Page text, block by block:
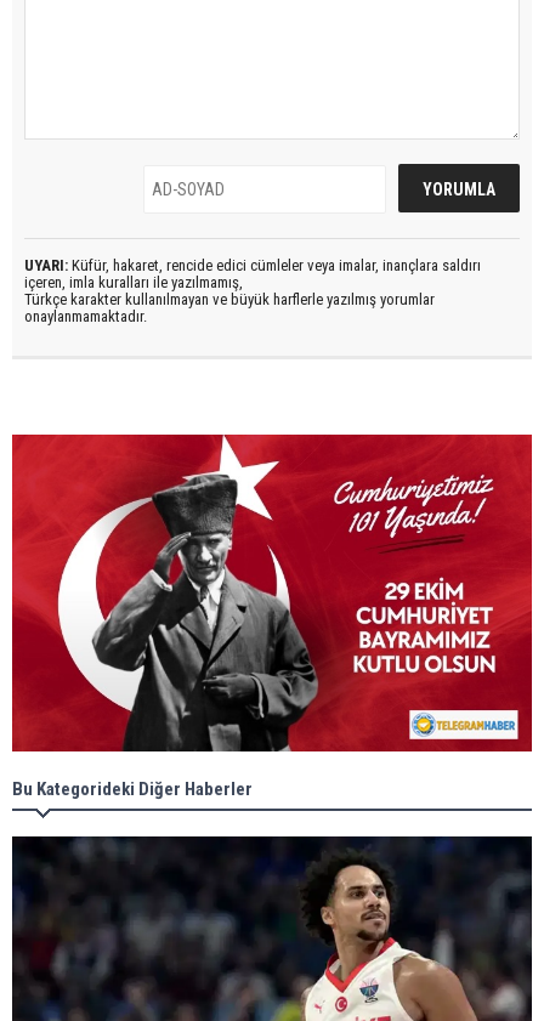
UYARI: Küfür, hakaret, rencide edici cümleler veya imalar, inançlara saldırı
içeren, imla kuralları ile yazılmamış,
Türkçe karakter kullanılmayan ve büyük harflerle yazılmış yorumlar
onaylanmamaktadır.
Bu Kategorideki Diğer Haberler